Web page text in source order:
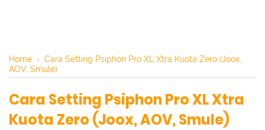
Home › Cara Setting Psiphon Pro XL Xtra Kuota Zero (Joox,
AOV, Smule)
Cara Setting Psiphon Pro XL Xtra
Kuota Zero (Joox, AOV, Smule)